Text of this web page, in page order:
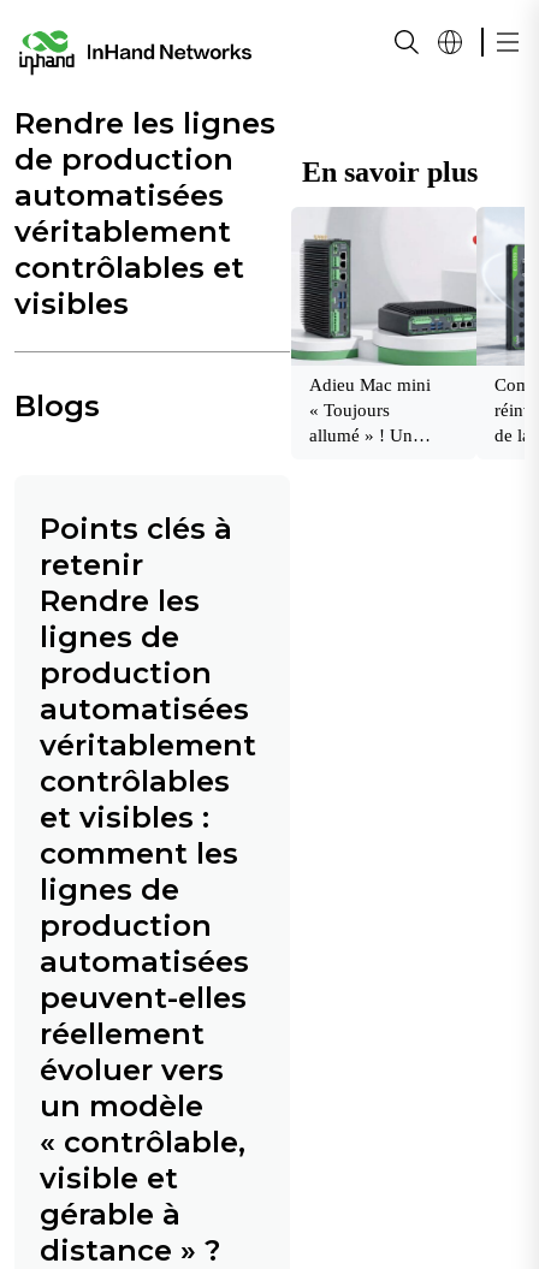
Rendre les lignes
de production
automatisées
véritablement
contrôlables et
visibles
Blogs
Points clés à
retenir
Rendre les
lignes de
production
automatisées
véritablement
contrôlables
et visibles :
comment les
lignes de
production
automatisées
peuvent-elles
réellement
évoluer vers
un modèle
« contrôlable,
visible et
gérable à
distance » ?
En savoir plus
Adieu Mac mini
« Toujours
allumé » ! Un
de la